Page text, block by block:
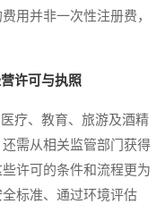
用并非一次性注册费，
许可与执照
疗、教育、旅游及酒精
需从相关监管部门获得
许可的条件和流程更为
标准、通过环境评估